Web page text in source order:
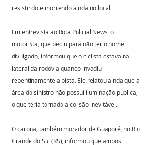
resistindo e morrendo ainda no local.
Em entrevista ao Rota Policial News, o
motorista, que pediu para não ter o nome
divulgado, informou que o ciclista estava na
lateral da rodovia quando invadiu
repentinamente a pista. Ele relatou ainda que a
área do sinistro não possui iluminação pública,
o que teria tornado a colisão inevitável.
O carona, também morador de Guaporé, no Rio
Grande do Sul (RS), informou que ambos